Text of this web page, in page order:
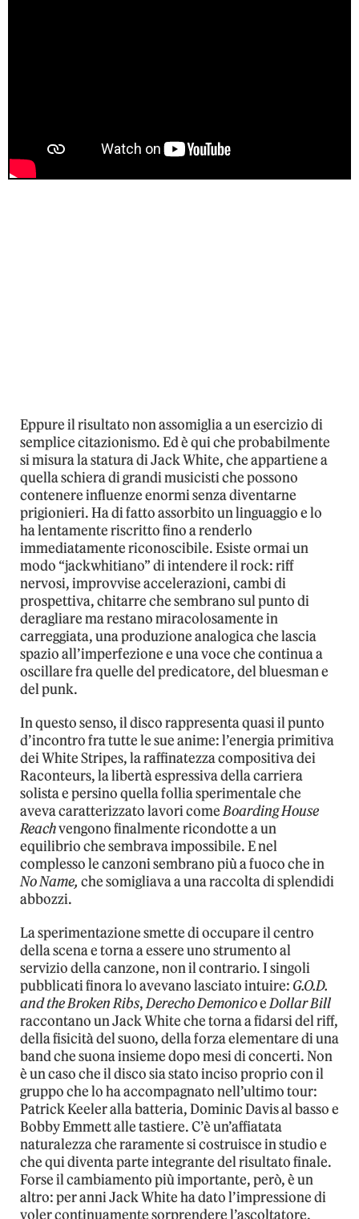
Eppure il risultato non assomiglia a un esercizio di
semplice citazionismo. Ed è qui che probabilmente
si misura la statura di Jack White, che appartiene a
quella schiera di grandi musicisti che possono
contenere influenze enormi senza diventarne
prigionieri. Ha di fatto assorbito un linguaggio e lo
ha lentamente riscritto fino a renderlo
immediatamente riconoscibile. Esiste ormai un
modo “jackwhitiano” di intendere il rock: riff
nervosi, improvvise accelerazioni, cambi di
prospettiva, chitarre che sembrano sul punto di
deragliare ma restano miracolosamente in
carreggiata, una produzione analogica che lascia
spazio all’imperfezione e una voce che continua a
oscillare fra quelle del predicatore, del bluesman e
del punk.
In questo senso, il disco rappresenta quasi il punto
d’incontro fra tutte le sue anime: l’energia primitiva
dei White Stripes, la raffinatezza compositiva dei
Raconteurs, la libertà espressiva della carriera
solista e persino quella follia sperimentale che
aveva caratterizzato lavori comeBoarding House
Reachvengono finalmente ricondotte a un
equilibrio che sembrava impossibile. E nel
complesso le canzoni sembrano più a fuoco che in
No Name, che somigliava a una raccolta di splendidi
abbozzi.
La sperimentazione smette di occupare il centro
della scena e torna a essere uno strumento al
servizio della canzone, non il contrario. I singoli
pubblicati finora lo avevano lasciato intuire: G.O.D.
and the Broken Ribs,Derecho DemonicoeDollar Bill
raccontano un Jack White che torna a fidarsi del riff,
della fisicità del suono, della forza elementare di una
band che suona insieme dopo mesi di concerti. Non
è un caso che il disco sia stato inciso proprio con il
gruppo che lo ha accompagnato nell’ultimo tour:
Patrick Keeler alla batteria, Dominic Davis al basso e
Bobby Emmett alle tastiere. C’è un’affiatata
naturalezza che raramente si costruisce in studio e
che qui diventa parte integrante del risultato finale.
Forse il cambiamento più importante, però, è un
altro: per anni Jack White ha dato l’impressione di
voler continuamente sorprendere l’ascoltatore,